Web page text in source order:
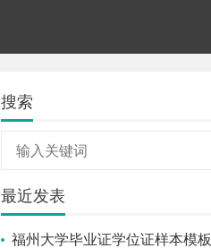
搜索
最近发表
福州大学毕业证学位证样本模板